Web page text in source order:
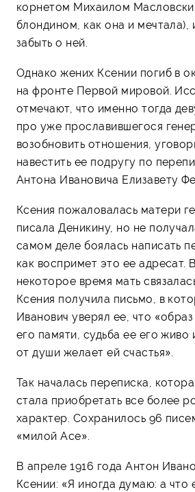
корнетом Михаилом
блондином, как она и мечтала),
забыть о ней.
Однако жених Ксении погиб в
на фронте Первой мировой.
отмечают, что именно тогда
про уже прославившегося
возобновить отношения,
навестить ее подругу по
Антона Ивановича Елизавету
Ксения пожаловалась матери
писала Деникину, но не
самом деле боялась написать
как воспримет это ее адресат.
некоторое время мать
Ксения получила письмо, в
Иванович уверял ее, что
его памяти, судьба ее его живо
от души желает ей счастья».
Так началась переписка,
стала приобретать все более
характер. Сохранилось 96
«милой Асе».
В апреле 1916 года Антон
Ксении: «Я иногда думаю: а что